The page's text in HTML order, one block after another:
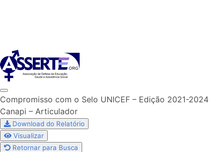
Skip
to
content
Compromisso com o Selo UNICEF – Edição 2021-2024
Canapi – Articulador
Download do Relatório
Visualizar
Retornar para Busca